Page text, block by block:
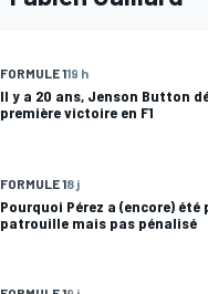
FORMULE 119 h
Il y a 20 ans, Jenson Button
première victoire en F1
FORMULE 18 j
Pourquoi Pérez a (encore) été
patrouille mais pas pénalisé